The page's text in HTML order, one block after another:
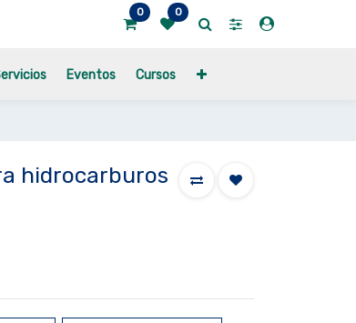
0 0
Eventos Cursos
hidrocarburos